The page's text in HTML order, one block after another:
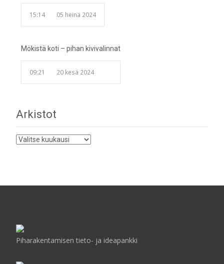
15:14 05 heinä 2024
Mökistä koti – pihan kivivalinnat
09:21 20 kesä 2024
Arkistot
Arkistot
Piharakentamisen tieto- ja ideapankki